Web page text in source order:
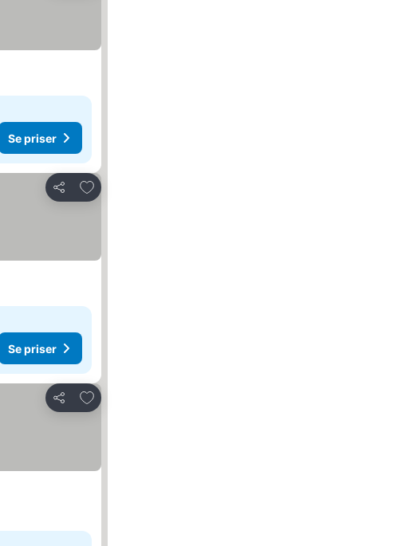
Se priser
Dela
Lägg till i Mina Favoriter
Se priser
Dela
Lägg till i Mina Favoriter